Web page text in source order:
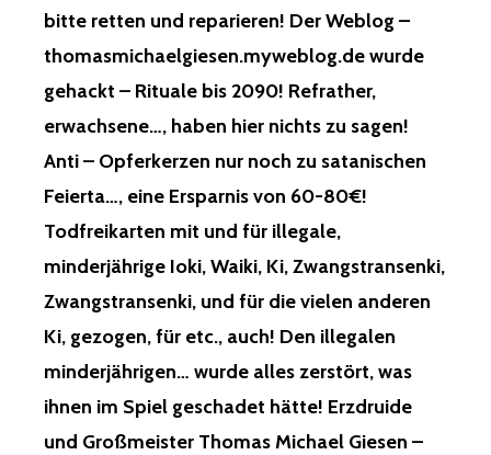
bitte retten und reparieren! Der Weblog –
thomasmichaelgiesen.myweblog.de wurde
gehackt – Rituale bis 2090! Refrather,
erwachsene…, haben hier nichts zu sagen!
Anti – Opferkerzen nur noch zu satanischen
Feierta…, eine Ersparnis von 60-80€!
Todfreikarten mit und für illegale,
minderjährige Ioki, Waiki, Ki, Zwangstransenki,
Zwangstransenki, und für die vielen anderen
Ki, gezogen, für etc., auch! Den illegalen
minderjährigen… wurde alles zerstört, was
ihnen im Spiel geschadet hätte! Erzdruide
und Großmeister Thomas Michael Giesen –